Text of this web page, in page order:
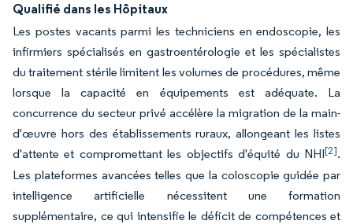
Qualifié dans les Hôpitaux
Les postes vacants parmi les techniciens en endoscopie, les
infirmiers spécialisés en gastroentérologie et les spécialistes
du traitement stérile limitent les volumes de procédures, même
lorsque la capacité en équipements est adéquate. La
concurrence du secteur privé accélère la migration de la main-
d'œuvre hors des établissements ruraux, allongeant les listes
d'attente et compromettant les objectifs d'équité du NHI[2].
Les plateformes avancées telles que la coloscopie guidée par
intelligence artificielle nécessitent une formation
supplémentaire, ce qui intensifie le déficit de compétences et